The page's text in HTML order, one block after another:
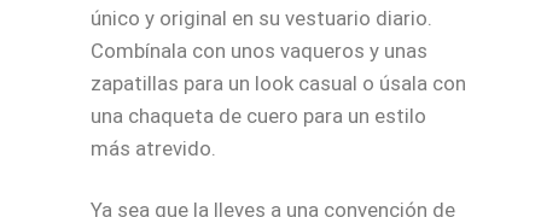
único y original en su vestuario diario.
Combínala con unos vaqueros y unas
zapatillas para un look casual o úsala con
una chaqueta de cuero para un estilo
más atrevido.
Ya sea que la lleves a una convención de